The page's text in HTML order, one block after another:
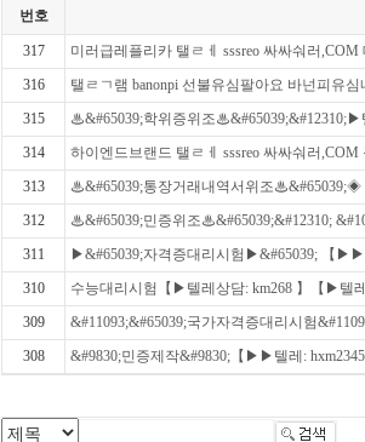
번호
317 미러급레플리카 탤ㄹㅔ sssreo 싸싸숴러
316
탤ㄹㄱ램 banonpi 선불유심팔아요 바넌피유
315
♨&#65039;학위증위조♨&#65039;&#12310;▶
314
하이엔드브랜드 탤ㄹㅔ sssreo 싸싸숴러,COM
313
♨&#65039;통장거래내역서위조
312
♨&#65039;민증위조♨&#65039;&#12310;
311
▶&#65039;자격증대리시험▶&#65039; 【▶▶
310
수능대리시험【▶텔레상담: km268 】【▶텔레
309
&#11093;&#65039;국가자격증대리시험
308
&#9830;민증제작&#9830;【▶▶텔레: